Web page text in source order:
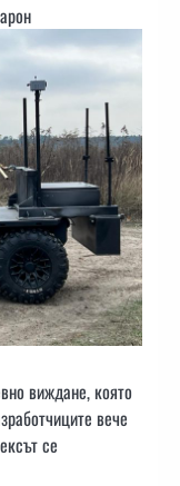
виждане, която
вече
се